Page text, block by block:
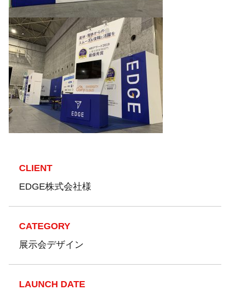
CLIENT
EDGE株式会社様
CATEGORY
展示会デザイン
LAUNCH DATE